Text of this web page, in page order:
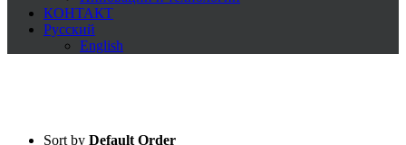
КОНТАКТ
Русский
English
Sort by Default Order